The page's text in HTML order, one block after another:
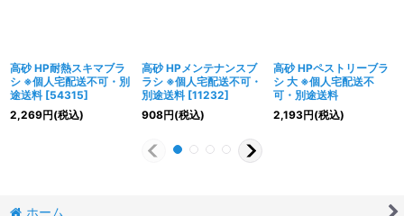
高砂 HP耐熱スキマブラ
シ ※個人宅配送不可・別
途送料 [54315]
2,269円(税込)
高砂 HPメンテナンスブ
ラシ ※個人宅配送不可・
別途送料 [11232]
908円(税込)
高砂 HPペストリーブラ
シ 大 ※個人宅配送不
可・別途送料
2,193円(税込)
ホーム